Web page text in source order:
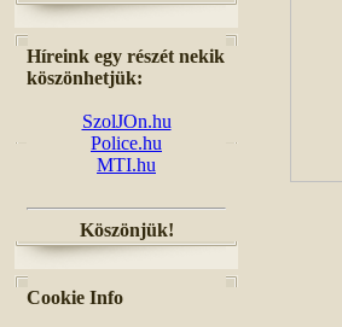
Híreink egy részét nekik
köszönhetjük:
SzolJOn.hu
Police.hu
MTI.hu
Köszönjük!
Cookie Info